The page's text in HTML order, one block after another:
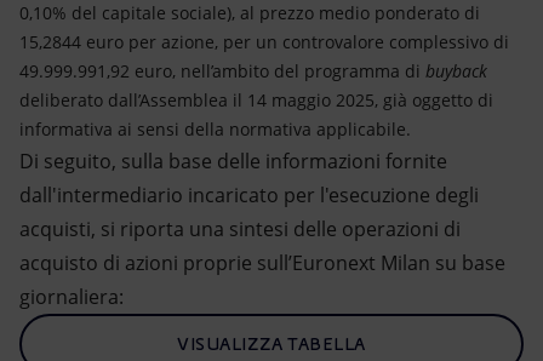
0,10% del capitale sociale), al prezzo medio ponderato di
15,2844 euro per azione, per un controvalore complessivo di
49.999.991,92 euro, nell’ambito del programma di buyback
deliberato dall’Assemblea il 14 maggio 2025, già oggetto di
informativa ai sensi della normativa applicabile.
Di seguito, sulla base delle informazioni fornite
dall'intermediario incaricato per l'esecuzione degli
acquisti, si riporta una sintesi delle operazioni di
acquisto di azioni proprie sull’Euronext Milan su base
giornaliera:
VISUALIZZA TABELLA